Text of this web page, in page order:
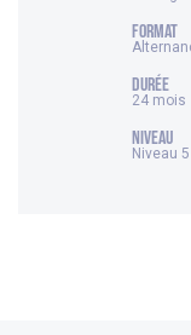
FORMAT
DURÉE
24 mois
NIVEAU
Niveau